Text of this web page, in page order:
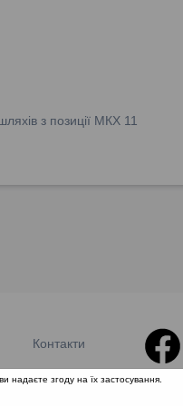
з позиції МКХ 11
Контакти
надаєте згоду на їх застосування.